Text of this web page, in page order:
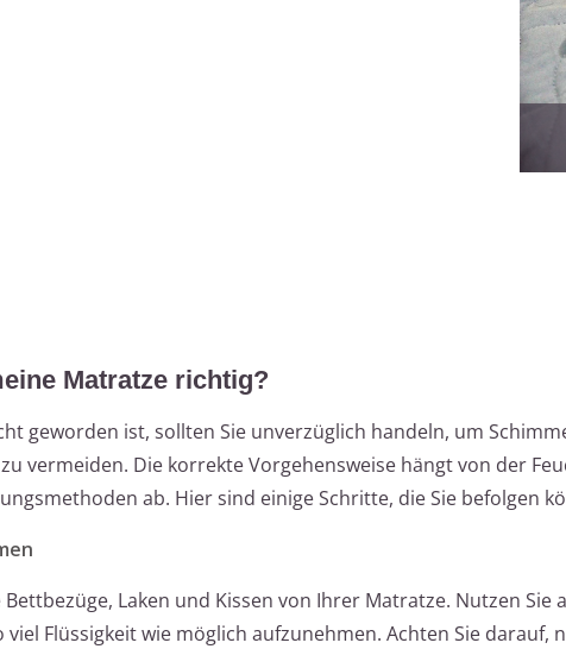
Matratze richtig?
geworden ist, sollten Sie unverzüglich handeln, um
vermeiden. Die korrekte Vorgehensweise hängt von der
ab. Hier sind einige Schritte, die Sie befolgen
Laken und Kissen von Ihrer Matratze. Nutzen Sie
viel Flüssigkeit wie möglich aufzunehmen. Achten Sie darauf,